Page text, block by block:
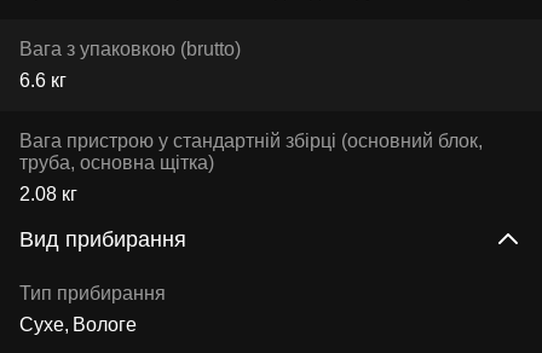
Вага з упаковкою (brutto)
6.6 кг
Вага пристрою у стандартній збірці (основний блок,
труба, основна щітка)
2.08 кг
Вид прибирання
Тип прибирання
Сухе Вологе